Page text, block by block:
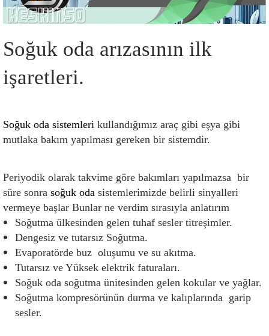
Soğuk oda arızasının ilk
işaretleri.
Soğuk oda sistemleri kullandığımız araç gibi eşya gibi
mutlaka bakım yapılması gereken bir sistemdir.
Periyodik olarak takvime göre bakımları yapılmazsa  bir
süre sonra soğuk oda sistemlerimizde belirli sinyalleri
vermeye başlar Bunlar ne verdim sırasıyla anlatırım
Soğutma ülkesinden gelen tuhaf sesler titreşimler.
Dengesiz ve tutarsız Soğutma.
Evaporatörde buz  oluşumu ve su akıtma.
Tutarsız ve Yüksek elektrik faturaları.
Soğuk oda soğutma ünitesinden gelen kokular ve yağlar.
Soğutma kompresörünün durma ve kalıplarında  garip
sesler.